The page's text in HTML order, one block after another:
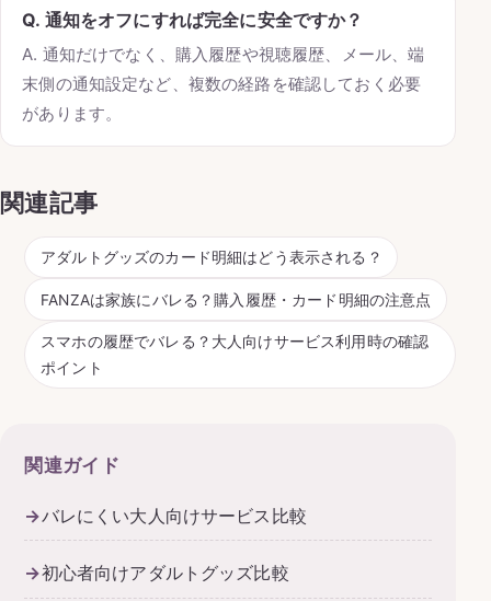
Q. 通知をオフにすれば完全に安全ですか？
A. 通知だけでなく、購入履歴や視聴履歴、メール、端
末側の通知設定など、複数の経路を確認しておく必要
があります。
関連記事
アダルトグッズのカード明細はどう表示される？
FANZAは家族にバレる？購入履歴・カード明細の注意点
スマホの履歴でバレる？大人向けサービス利用時の確認
ポイント
関連ガイド
バレにくい大人向けサービス比較
初心者向けアダルトグッズ比較